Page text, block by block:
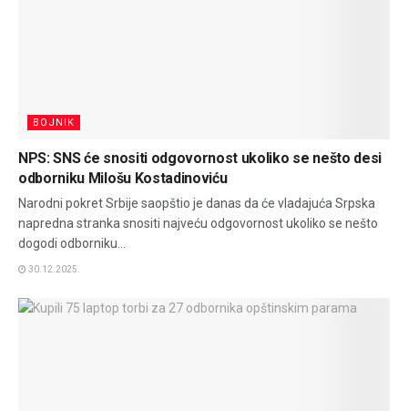
BOJNIK
NPS: SNS će snositi odgovornost ukoliko se nešto desi
odborniku Milošu Kostadinoviću
Narodni pokret Srbije saopštio je danas da će vladajuća Srpska
napredna stranka snositi najveću odgovornost ukoliko se nešto
dogodi odborniku...
30.12.2025.